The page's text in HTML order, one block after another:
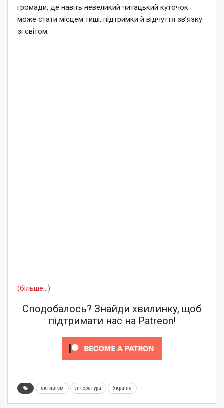
громади, де навіть невеликий читацький куточок
може стати місцем тиші, підтримки й відчуття зв’язку
зі світом.
(більше…)
Сподобалось? Знайди хвилинку, щоб
підтримати нас на Patreon!
активізм література Україна